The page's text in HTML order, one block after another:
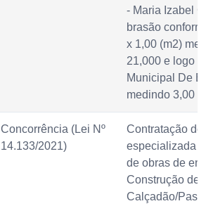
- Maria Izabel
brasão
x 1,00 (m2)
21,000 e logo
Municipal De
medindo 3,00 x
Concorrência (Lei Nº
14.133/2021)
Contratação de
especializada
de obras de
Construção de
Calçadão/